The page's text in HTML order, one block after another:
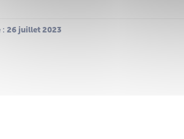
: 26 juillet 2023